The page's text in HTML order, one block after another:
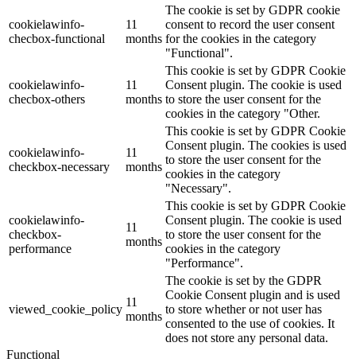
cookielawinfo-
checbox-functional
11
months
The cookie is set by GDPR cookie
consent to record the user consent
for the cookies in the category
"Functional".
cookielawinfo-
checbox-others
11
months
This cookie is set by GDPR Cookie
Consent plugin. The cookie is used
to store the user consent for the
cookies in the category "Other.
cookielawinfo-
checkbox-necessary
11
months
This cookie is set by GDPR Cookie
Consent plugin. The cookies is used
to store the user consent for the
cookies in the category
"Necessary".
cookielawinfo-
checkbox-
performance
11
months
This cookie is set by GDPR Cookie
Consent plugin. The cookie is used
to store the user consent for the
cookies in the category
"Performance".
viewed_cookie_policy
11
months
The cookie is set by the GDPR
Cookie Consent plugin and is used
to store whether or not user has
consented to the use of cookies. It
does not store any personal data.
Functional